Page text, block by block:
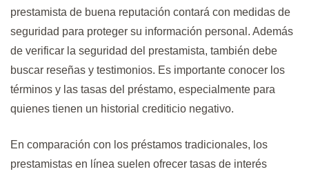
prestamista de buena reputación contará con medidas de
seguridad para proteger su información personal. Además
de verificar la seguridad del prestamista, también debe
buscar reseñas y testimonios. Es importante conocer los
términos y las tasas del préstamo, especialmente para
quienes tienen un historial crediticio negativo.
En comparación con los préstamos tradicionales, los
prestamistas en línea suelen ofrecer tasas de interés